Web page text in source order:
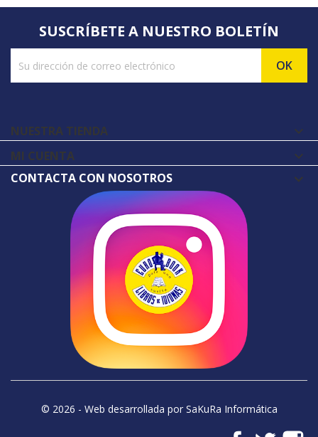
SUSCRÍBETE A NUESTRO BOLETÍN
NUESTRA TIENDA 
MI CUENTA 
CONTACTA CON NOSOTROS
© 2026 - Web desarrollada por SaKuRa Informática